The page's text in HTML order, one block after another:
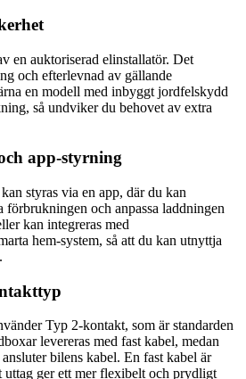
en auktoriserad elinstallatör. Det
och efterlevnad av gällande
en modell med inbyggt jordfelskydd
så undviker du behovet av extra
app-styrning
styras via en app, där du kan
förbrukningen och anpassa laddningen
kan integreras med
hem-system, så att du kan utnyttja
Typ 2-kontakt, som är standarden
levereras med fast kabel, medan
bilens kabel. En fast kabel är
uttag ger ett mer flexibelt och prydligt